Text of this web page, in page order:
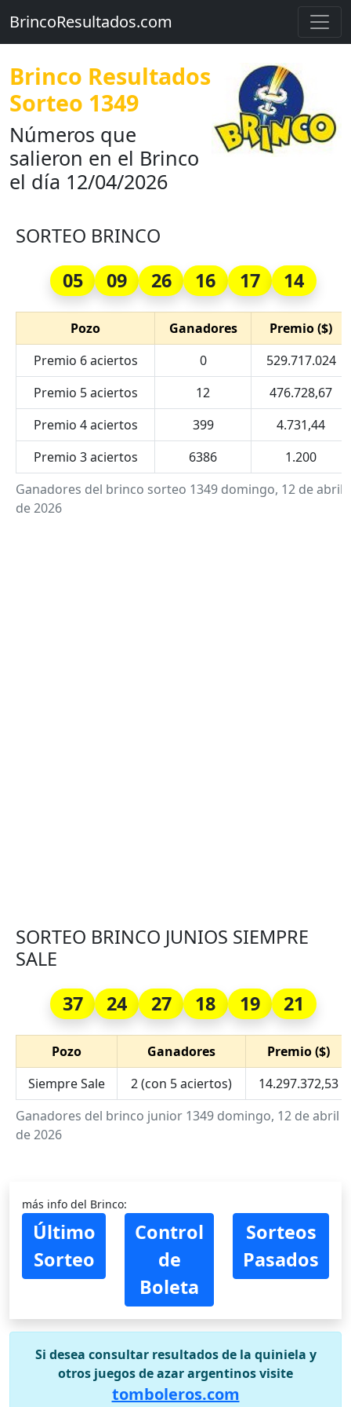
BrincoResultados.com
Brinco Resultados
Sorteo 1349
Números que
salieron en el Brinco
el día 12/04/2026
SORTEO BRINCO
05
09 26 16 17 14
Ganadores del brinco sorteo 1349 domingo, 12 de abril
de 2026
Pozo Ganadores
Premio ($)
Premio 6 aciertos
0
529.717.024
Premio 5 aciertos
12
476.728,67
Premio 4 aciertos
399
4.731,44
Premio 3 aciertos
6386 1.200
SORTEO BRINCO JUNIOS SIEMPRE
SALE
37
24 27 18 19 21
Ganadores del brinco junior 1349 domingo, 12 de abril
de 2026
Pozo Ganadores
Premio ($)
Siempre Sale
2 (con 5 aciertos) 14.297.372,53
más info del Brinco:
Último
Sorteo
Control
de
Boleta
Sorteos
Pasados
Si desea consultar resultados de la quiniela y
otros juegos de azar argentinos visite
tomboleros.com